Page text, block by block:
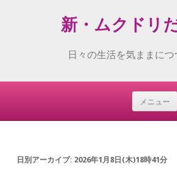
新・ムクドリ
日々の生活を気ままにつ
メニュー
Skip
日別アーカイブ: 2026年1月8日(木)18時41分